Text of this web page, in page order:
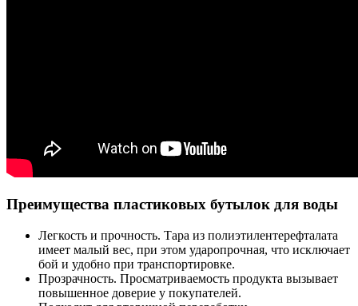
Преимущества пластиковых бутылок для воды
Легкость и прочность. Тара из полиэтилентерефталата
имеет малый вес, при этом ударопрочная, что исключает
бой и удобно при транспортировке.
Прозрачность. Просматриваемость продукта вызывает
повышенное доверие у покупателей.